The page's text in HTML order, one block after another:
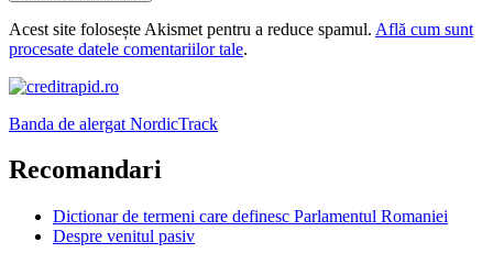
Acest site folosește Akismet pentru a reduce spamul. Află cum sunt
procesate datele comentariilor tale.
Banda de alergat NordicTrack
Recomandari
Dictionar de termeni care definesc Parlamentul Romaniei
Despre venitul pasiv